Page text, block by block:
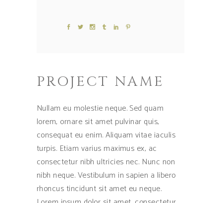
PROJECT NAME
Nullam eu molestie neque. Sed quam
lorem, ornare sit amet pulvinar quis,
consequat eu enim. Aliquam vitae iaculis
turpis. Etiam varius maximus ex, ac
consectetur nibh ultricies nec. Nunc non
nibh neque. Vestibulum in sapien a libero
rhoncus tincidunt sit amet eu neque.